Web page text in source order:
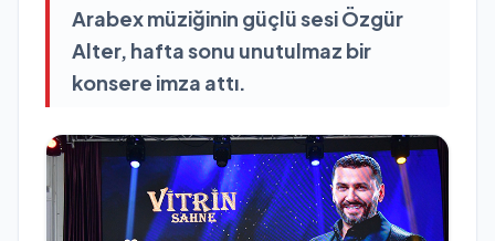
Arabex müziğinin güçlü sesi Özgür
Alter, hafta sonu unutulmaz bir
konsere imza attı.